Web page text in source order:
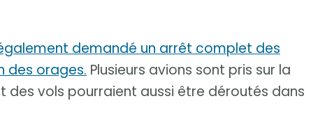
demandé un arrêt complet des
des orages. Plusieurs avions sont pris sur la
vols pourraient aussi être déroutés dans